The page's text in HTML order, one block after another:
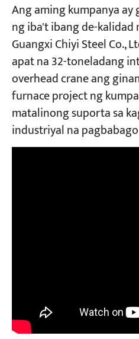
Ang aming kumpanya ay
ng iba't ibang de-kalidad
Guangxi Chiyi Steel Co.,
apat na 32-toneladang
overhead crane ang
furnace project ng
matalinong suporta sa
industriyal na